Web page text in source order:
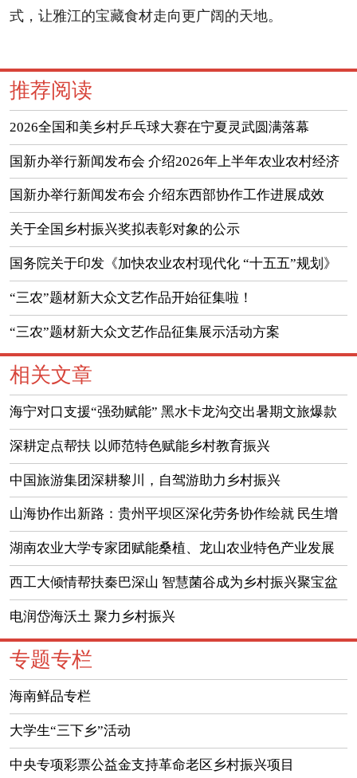
式，让雅江的宝藏食材走向更广阔的天地。
推荐阅读
2026全国和美乡村乒乓球大赛在宁夏灵武圆满落幕
国新办举行新闻发布会 介绍2026年上半年农业农村经济
运行情况
国新办举行新闻发布会 介绍东西部协作工作进展成效
（实录）
关于全国乡村振兴奖拟表彰对象的公示
国务院关于印发《加快农业农村现代化 “十五五”规划》
的通知
“三农”题材新大众文艺作品开始征集啦！
“三农”题材新大众文艺作品征集展示活动方案
相关文章
海宁对口支援“强劲赋能” 黑水卡龙沟交出暑期文旅爆款
答卷
深耕定点帮扶 以师范特色赋能乡村教育振兴
中国旅游集团深耕黎川，自驾游助力乡村振兴
山海协作出新路：贵州平坝区深化劳务协作绘就 民生增
收新图景
湖南农业大学专家团赋能桑植、龙山农业特色产业发展
西工大倾情帮扶秦巴深山 智慧菌谷成为乡村振兴聚宝盆
电润岱海沃土 聚力乡村振兴
专题专栏
海南鲜品专栏
大学生“三下乡”活动
中央专项彩票公益金支持革命老区乡村振兴项目